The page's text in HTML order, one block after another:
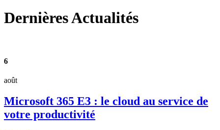
DernièresActualités
6
août
Microsoft 365 E3 : le cloud au service de
votre productivité